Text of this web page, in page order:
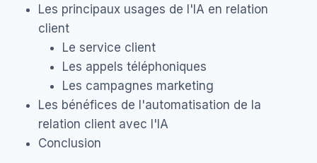
Les principaux usages de l'IA en relation
client
Le service client
Les appels téléphoniques
Les campagnes marketing
Les bénéfices de l'automatisation de la
relation client avec l'IA
Conclusion